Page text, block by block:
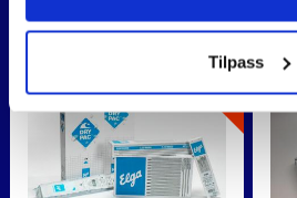
Tilpass
SPAR 18%